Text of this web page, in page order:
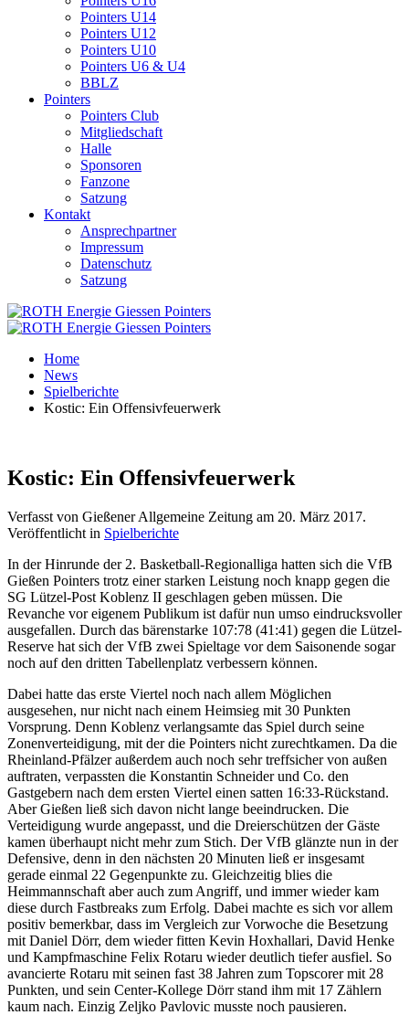
Pointers U14
Pointers U12
Pointers U10
Pointers U6 & U4
BBLZ
Pointers
Pointers Club
Mitgliedschaft
Halle
Sponsoren
Fanzone
Satzung
Kontakt
Ansprechpartner
Impressum
Datenschutz
Satzung
Home
News
Spielberichte
Kostic: Ein Offensivfeuerwerk
Kostic: Ein Offensivfeuerwerk
Verfasst von Gießener Allgemeine Zeitung am 20. März 2017.
Veröffentlicht in Spielberichte
In der Hinrunde der 2. Basketball-Regionalliga hatten sich die VfB
Gießen Pointers trotz einer starken Leistung noch knapp gegen die
SG Lützel-Post Koblenz II geschlagen geben müssen. Die
Revanche vor eigenem Publikum ist dafür nun umso eindrucksvoller
ausgefallen. Durch das bärenstarke 107:78 (41:41) gegen die Lützel-
Reserve hat sich der VfB zwei Spieltage vor dem Saisonende sogar
noch auf den dritten Tabellenplatz verbessern können.
Dabei hatte das erste Viertel noch nach allem Möglichen
ausgesehen, nur nicht nach einem Heimsieg mit 30 Punkten
Vorsprung. Denn Koblenz verlangsamte das Spiel durch seine
Zonenverteidigung, mit der die Pointers nicht zurechtkamen. Da die
Rheinland-Pfälzer außerdem auch noch sehr treffsicher von außen
auftraten, verpassten die Konstantin Schneider und Co. den
Gastgebern nach dem ersten Viertel einen satten 16:33-Rückstand.
Aber Gießen ließ sich davon nicht lange beeindrucken. Die
Verteidigung wurde angepasst, und die Dreierschützen der Gäste
kamen überhaupt nicht mehr zum Stich. Der VfB glänzte nun in der
Defensive, denn in den nächsten 20 Minuten ließ er insgesamt
gerade einmal 22 Gegenpunkte zu. Gleichzeitig blies die
Heimmannschaft aber auch zum Angriff, und immer wieder kam
diese durch Fastbreaks zum Erfolg. Dabei machte es sich vor allem
positiv bemerkbar, dass im Vergleich zur Vorwoche die Besetzung
mit Daniel Dörr, dem wieder fitten Kevin Hoxhallari, David Henke
und Kampfmaschine Felix Rotaru wieder deutlich tiefer ausfiel. So
avancierte Rotaru mit seinen fast 38 Jahren zum Topscorer mit 28
Punkten, und sein Center-Kollege Dörr stand ihm mit 17 Zählern
kaum nach. Einzig Zeljko Pavlovic musste noch pausieren.